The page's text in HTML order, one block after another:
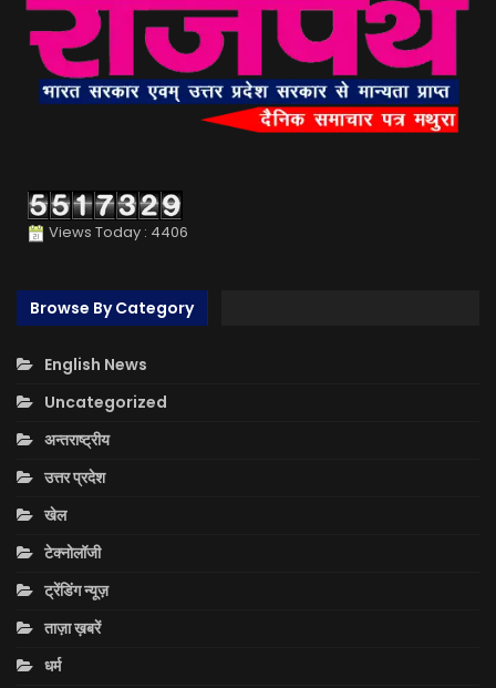
Views Today : 4406
Browse By Category
English News
Uncategorized
अन्तराष्ट्रीय
उत्तर प्रदेश
खेल
टेक्नोलॉजी
ट्रेंडिंग न्यूज़
ताज़ा ख़बरें
धर्म